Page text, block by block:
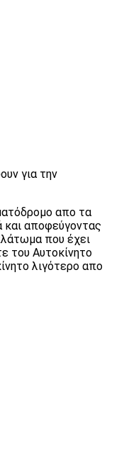
για την
απο τα
και αποφεύγοντας
που έχει
του Αυτοκίνητο
λιγότερο απο